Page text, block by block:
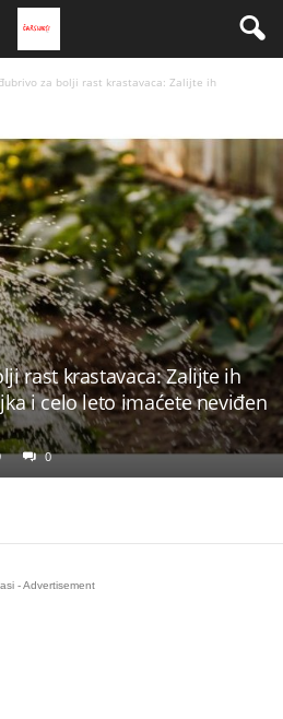
za bolji rast krastavaca: Zalijte ih
rast krastavaca: Zalijte ih
i celo leto imaćete neviđen
0
- Advertisement